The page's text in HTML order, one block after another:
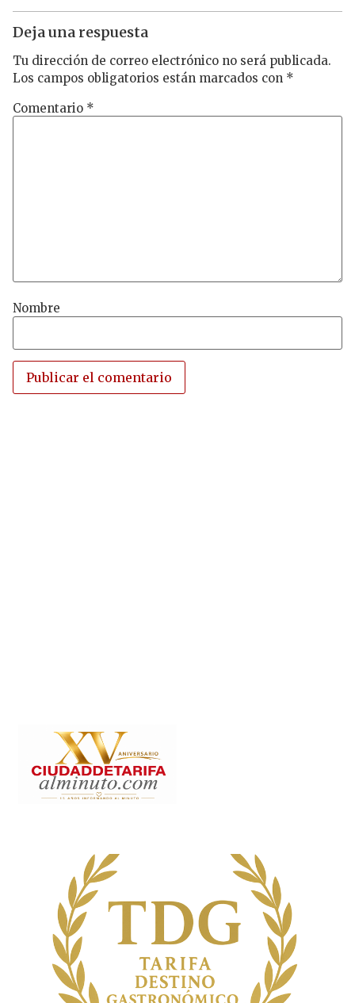
Deja una respuesta
Tu dirección de correo electrónico no será publicada.
Los campos obligatorios están marcados con *
Comentario *
Nombre